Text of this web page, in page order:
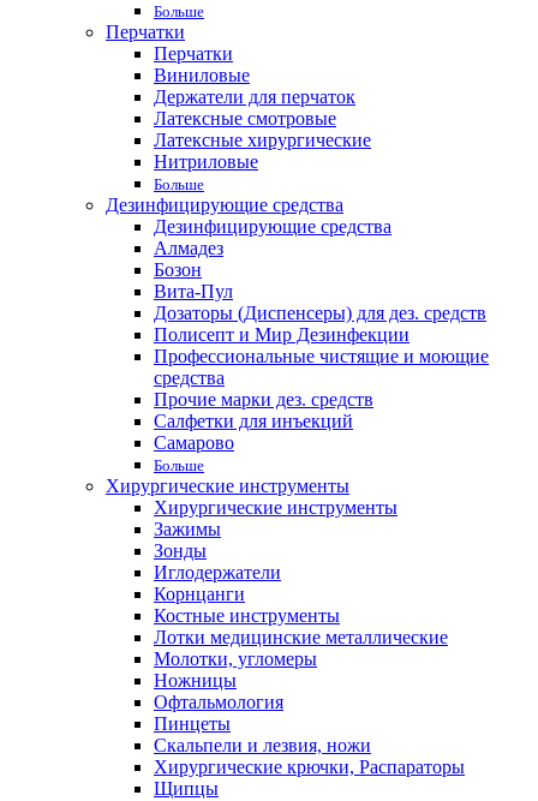
Больше
Перчатки
Перчатки
Виниловые
Держатели для перчаток
Латексные смотровые
Латексные хирургические
Нитриловые
Больше
Дезинфицирующие средства
Дезинфицирующие средства
Алмадез
Бозон
Вита-Пул
Дозаторы (Диспенсеры) для дез. средств
Полисепт и Мир Дезинфекции
Профессиональные чистящие и моющие
средства
Прочие марки дез. средств
Салфетки для инъекций
Самарово
Больше
Хирургические инструменты
Хирургические инструменты
Зажимы
Зонды
Иглодержатели
Корнцанги
Костные инструменты
Лотки медицинские металлические
Молотки, угломеры
Ножницы
Офтальмология
Пинцеты
Скальпели и лезвия, ножи
Хирургические крючки, Распараторы
Щипцы